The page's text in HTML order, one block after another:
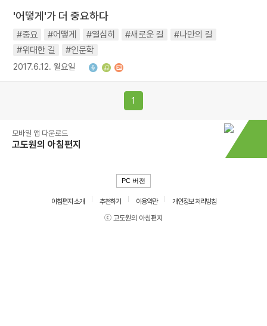
'어떻게'가 더 중요하다
#중요 #어떻게 #열심히 #새로운 길
#나만의 길
#위대한 길
#인문학
2017.6.12. 월요일
1
모바일 앱 다운로드
고도원의 아침편지
PC 버전
아침편지 소개 추천하기 이용약관
개인정보 처리방침
ⓒ 고도원의 아침편지